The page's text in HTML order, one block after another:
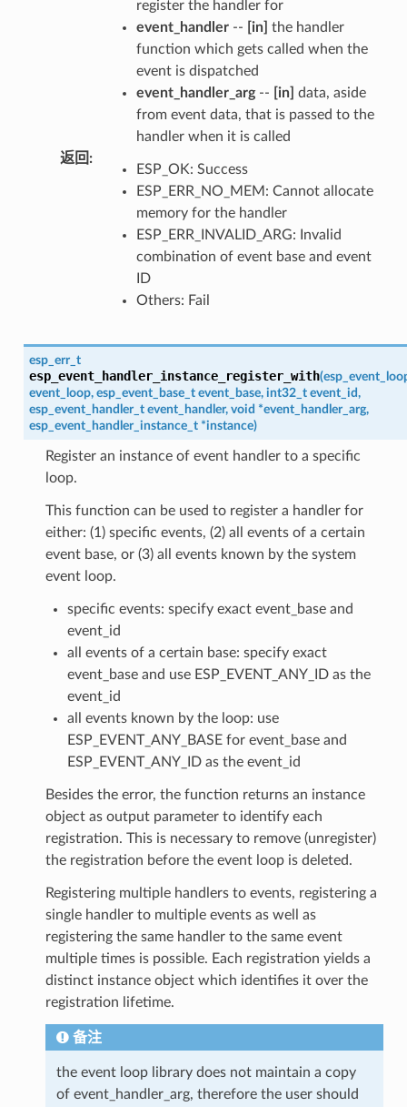
register the handler for
event_handler-- [in] the handler
function which gets called when the
event is dispatched
event_handler_arg-- [in] data, aside
from event data, that is passed to the
handler when it is called
返回 :
ESP_OK: Success
ESP_ERR_NO_MEM: Cannot allocate
memory for the handler
ESP_ERR_INVALID_ARG: Invalid
combination of event base and event
ID
Others: Fail
esp_err_t
esp_event_handler_instance_register_with(
event_loop, esp_event_base_t event_base, int32_t event_id,
esp_event_handler_t event_handler, void *event_handler_arg,
esp_event_handler_instance_t *instance)
Register an instance of event handler to a specific
loop.
This function can be used to register a handler for
either: (1) specific events, (2) all events of a certain
event base, or (3) all events known by the system
event loop.
specific events: specify exact event_base and
event_id
all events of a certain base: specify exact
event_base and use ESP_EVENT_ANY_ID as the
event_id
all events known by the loop: use
ESP_EVENT_ANY_BASE for event_base and
ESP_EVENT_ANY_ID as the event_id
Besides the error, the function returns an instance
object as output parameter to identify each
registration. This is necessary to remove (unregister)
the registration before the event loop is deleted.
Registering multiple handlers to events, registering a
single handler to multiple events as well as
registering the same handler to the same event
multiple times is possible. Each registration yields a
distinct instance object which identifies it over the
registration lifetime.
备注
the event loop library does not maintain a copy
of event_handler_arg, therefore the user should